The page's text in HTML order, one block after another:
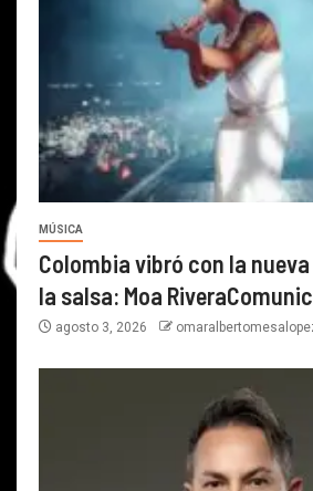
MÚSICA
Colombia vibró con la
la salsa: Moa
agosto 3, 2026